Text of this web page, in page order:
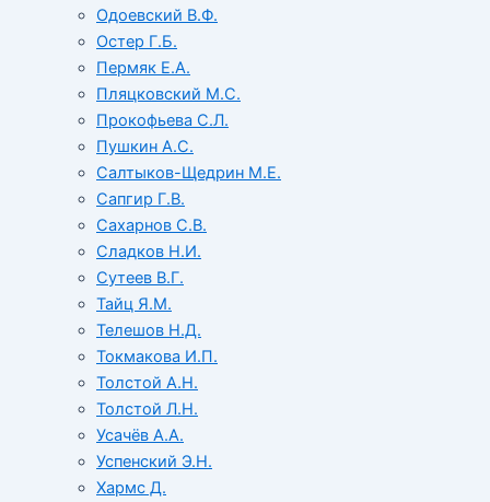
Одоевский В.Ф.
Остер Г.Б.
Пермяк Е.А.
Пляцковский М.С.
Прокофьева С.Л.
Пушкин А.С.
Салтыков-Щедрин М.Е.
Сапгир Г.В.
Сахарнов С.В.
Сладков Н.И.
Сутеев В.Г.
Тайц Я.М.
Телешов Н.Д.
Токмакова И.П.
Толстой А.Н.
Толстой Л.Н.
Усачёв А.А.
Успенский Э.Н.
Хармс Д.